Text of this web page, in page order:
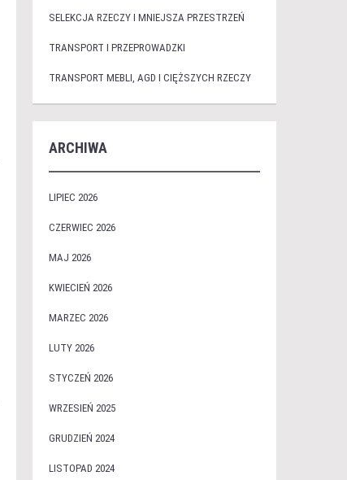
SELEKCJA RZECZY I MNIEJSZA PRZESTRZEŃ
TRANSPORT I PRZEPROWADZKI
TRANSPORT MEBLI, AGD I CIĘŻSZYCH RZECZY
ARCHIWA
LIPIEC 2026
CZERWIEC 2026
MAJ 2026
KWIECIEŃ 2026
MARZEC 2026
LUTY 2026
STYCZEŃ 2026
WRZESIEŃ 2025
GRUDZIEŃ 2024
LISTOPAD 2024